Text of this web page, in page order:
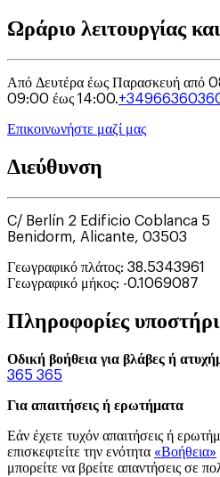
Ωράριο λειτουργίας
Από Δευτέρα έως Παρασκευή από
09:00 έως 14:00.
Επικοινωνήστε μαζί μας
Διεύθυνση
C/ Berlín 2 Edificio Coblanca 5
Benidorm, Alicante, 03503
Γεωγραφικό πλάτος: 38.5343961
Γεωγραφικό μήκος: -0.1069087
Πληροφορίες
Οδική βοήθεια για βλάβες ή
365 365
Για απαιτήσεις ή ερωτήματα
Εάν έχετε τυχόν απαιτήσεις ή
επισκεφτείτε την ενότητα «Βοήθεια»
μπορείτε να βρείτε απαντήσεις σε